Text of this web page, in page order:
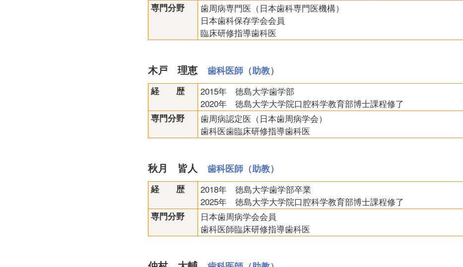
専門分野
歯周病専門医（日本歯科専門医機構）
日本歯科保存学会会員
臨床研修指導歯科医
木戸 理恵 歯科医師（助教）
経 歴
2015年 徳島大学歯学部
2020年 徳島大学大学院口腔科学教育部博士課程修了
専門分野
歯周病認定医（日本歯周病学会）
歯科医歯臨床研修指導歯科医
秋月 皆人 歯科医師（助教）
経 歴
2018年 徳島大学歯学部卒業
2025年 徳島大学大学院口腔科学教育部博士課程修了
専門分野
日本歯周病学会会員
歯科医師臨床研修指導歯科医